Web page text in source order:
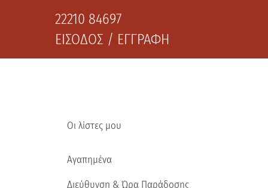
22210 84697
ΕΙΣΟΔΟΣ / ΕΓΓΡΑΦΗ
Οι λίστες μου
Αγαπημένα
Διεύθυνση & Ώρα Παράδοσης